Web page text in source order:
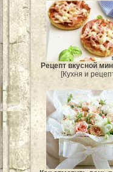
Рецепт вкусной
[Кухня и